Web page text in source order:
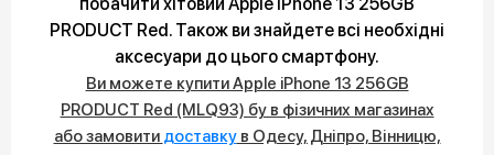
PRODUCT Red. Також ви знайдете всі необхідні
аксесуари до цього смартфону.
Ви можете купити Apple iPhone 13 256GB
PRODUCT Red (MLQ93) бу в фізичних магазинах
або замовити доставкув Одесу, Дніпро, Вінницю,